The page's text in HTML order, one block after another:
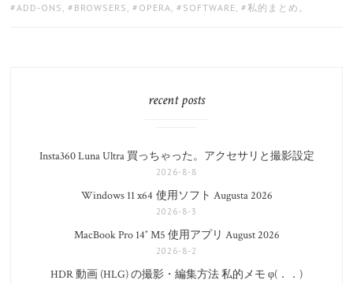
TAGS:
ADD-ONS , BROWSERS , OPERA, SOFTWARE, 私的まとめ。
recent posts
Insta360 Luna Ultra 買っちゃった。アクセサリと撮影設定
2026-8-8
Windows 11 x64 使用ソフト Augusta 2026
2026-8-3
MacBook Pro 14″ M5 使用アプリ August 2026
2026-8-2
HDR 動画 (HLG) の撮影・編集方法 私的メモ φ(．．)